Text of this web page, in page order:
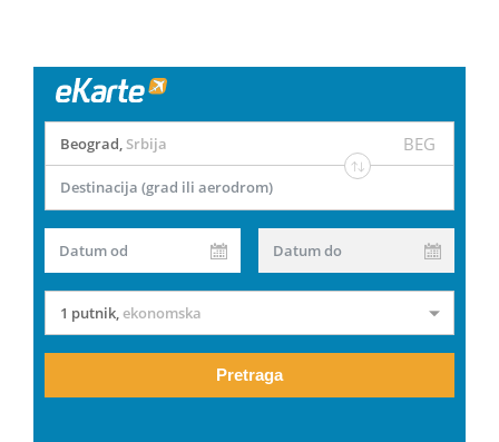
Beograd, Srbija BEG
Destinacija (grad ili aerodrom)
Datum od Datum do
1 putnik,ekonomska
Pretraga